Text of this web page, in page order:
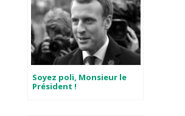
Soyez poli, Monsieur le
Président !